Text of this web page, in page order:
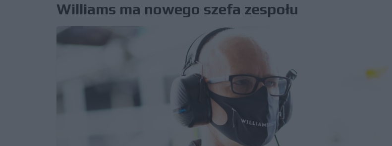
Williams ma nowego szefa zespołu